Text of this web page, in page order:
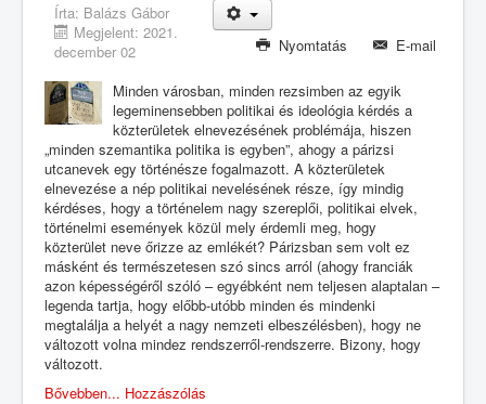
Nyomtatás E-mail
Írta: Balázs Gábor
Megjelent: 2021.
december 02
Minden városban, minden rezsimben az egyik
legeminensebben politikai és ideológia kérdés a
közterületek elnevezésének problémája, hiszen
„minden szemantika politika is egyben”, ahogy a párizsi
utcanevek egy történésze fogalmazott. A közterületek
elnevezése a nép politikai nevelésének része, így mindig
kérdéses, hogy a történelem nagy szereplői, politikai elvek,
történelmi események közül mely érdemli meg, hogy
közterület neve őrizze az emlékét? Párizsban sem volt ez
másként és természetesen szó sincs arról (ahogy franciák
azon képességéről szóló – egyébként nem teljesen alaptalan –
legenda tartja, hogy előbb-utóbb minden és mindenki
megtalálja a helyét a nagy nemzeti elbeszélésben), hogy ne
változott volna mindez rendszerről-rendszerre. Bizony, hogy
változott.
Bővebben... Hozzászólás